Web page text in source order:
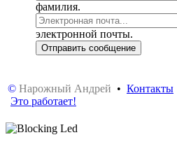
фамилия.
электронной почты.
© Нарожный Андрей • Контакты
Это работает!